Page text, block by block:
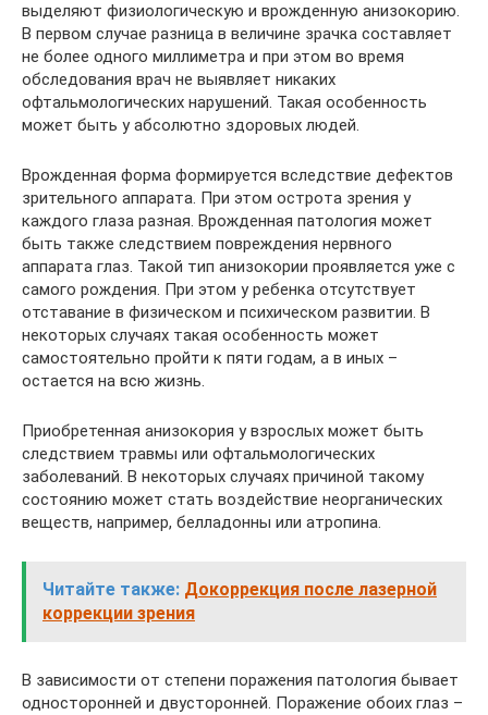
выделяют физиологическую и врожденную анизокорию.
В первом случае разница в величине зрачка составляет
не более одного миллиметра и при этом во время
обследования врач не выявляет никаких
офтальмологических нарушений. Такая особенность
может быть у абсолютно здоровых людей.
Врожденная форма формируется вследствие дефектов
зрительного аппарата. При этом острота зрения у
каждого глаза разная. Врожденная патология может
быть также следствием повреждения нервного
аппарата глаз. Такой тип анизокории проявляется уже с
самого рождения. При этом у ребенка отсутствует
отставание в физическом и психическом развитии. В
некоторых случаях такая особенность может
самостоятельно пройти к пяти годам, а в иных –
остается на всю жизнь.
Приобретенная анизокория у взрослых может быть
следствием травмы или офтальмологических
заболеваний. В некоторых случаях причиной такому
состоянию может стать воздействие неорганических
веществ, например, белладонны или атропина.
Читайте также: Докоррекция после лазерной
коррекции зрения
В зависимости от степени поражения патология бывает
односторонней и двусторонней. Поражение обоих глаз –